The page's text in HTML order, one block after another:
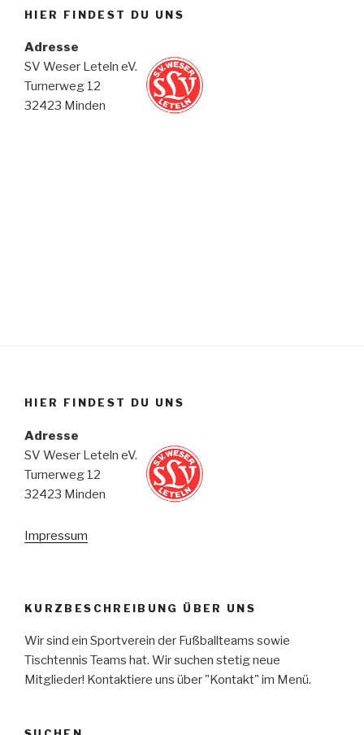
HIER FINDEST DU UNS
Adresse
SV Weser Leteln eV.
Turnerweg 12
32423 Minden
HIER FINDEST DU UNS
Adresse
SV Weser Leteln eV.
Turnerweg 12
32423 Minden
Impressum
KURZBESCHREIBUNG ÜBER UNS
Wir sind ein Sportverein der Fußballteams sowie
Tischtennis Teams hat. Wir suchen stetig neue
Mitglieder! Kontaktiere uns über "Kontakt" im Menü.